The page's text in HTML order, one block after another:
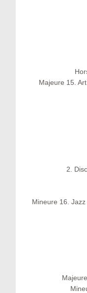
Majeure 15.
2.
Mineure 16.